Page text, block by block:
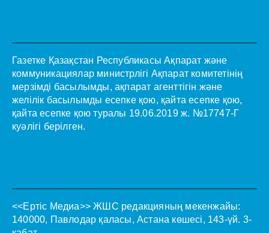
Газетке Қазақстан Республикасы Ақпарат және
коммуникациялар министрлігі Ақпарат комитетінің
мерзімді басылымды, ақпарат агенттігін және
желілік басылымды есепке қою, қайта есепке қою,
қайта есепке қою туралы 19.06.2019 ж. №17747-Г
куәлігі берілген.
<<Ертіс Медиа>> ЖШС редакцияның мекенжайы:
140000, Павлодар қаласы, Астана көшесі, 143-үй. 3-